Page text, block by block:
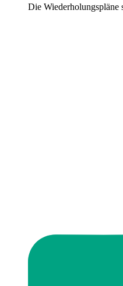
Die Wiederholungspläne